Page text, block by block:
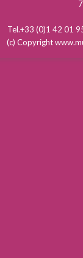
Tel.+33 (0)1 42 01
(c) Copyright